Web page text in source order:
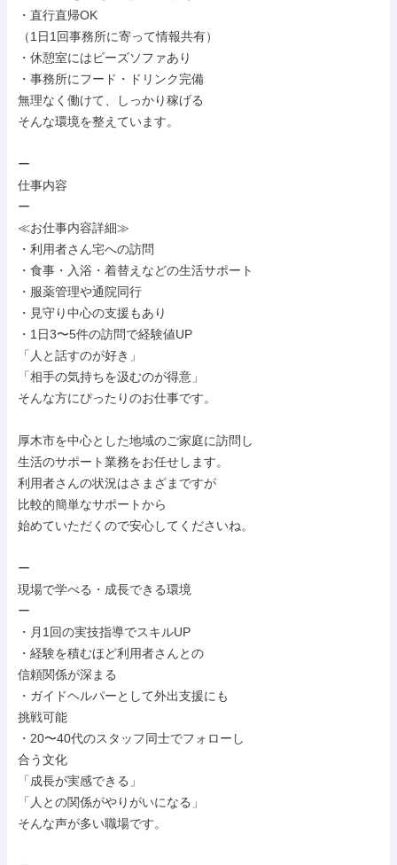
・直行直帰OK
（1日1回事務所に寄って情報共有）
・休憩室にはビーズソファあり
・事務所にフード・ドリンク完備
無理なく働けて、しっかり稼げる
そんな環境を整えています。
ー
仕事内容
ー
≪お仕事内容詳細≫
・利用者さん宅への訪問
・食事・入浴・着替えなどの生活サポート
・服薬管理や通院同行
・見守り中心の支援もあり
・1日3〜5件の訪問で経験値UP
「人と話すのが好き」
「相手の気持ちを汲むのが得意」
そんな方にぴったりのお仕事です。
厚木市を中心とした地域のご家庭に訪問し
生活のサポート業務をお任せします。
利用者さんの状況はさまざまですが
比較的簡単なサポートから
始めていただくので安心してくださいね。
ー
現場で学べる・成長できる環境
ー
・月1回の実技指導でスキルUP
・経験を積むほど利用者さんとの
信頼関係が深まる
・ガイドヘルパーとして外出支援にも
挑戦可能
・20〜40代のスタッフ同士でフォローし
合う文化
「成長が実感できる」
「人との関係がやりがいになる」
そんな声が多い職場です。